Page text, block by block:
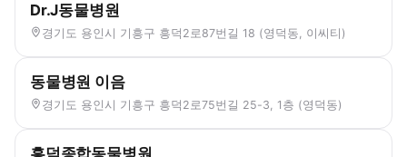
Dr.J동물병원
경기도 용인시 기흥구 흥덕2로87번길 18 (영덕동, 이씨티)
동물병원 이음
경기도 용인시 기흥구 흥덕2로75번길 25-3, 1층 (영덕동)
흥덕종합동물병원